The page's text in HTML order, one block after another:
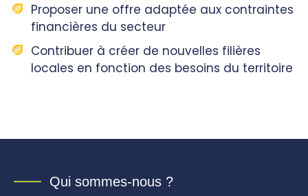
Proposer une offre adaptée aux contraintes
financières du secteur
Contribuer à créer de nouvelles filières
locales en fonction des besoins du territoire
Qui sommes-nous ?